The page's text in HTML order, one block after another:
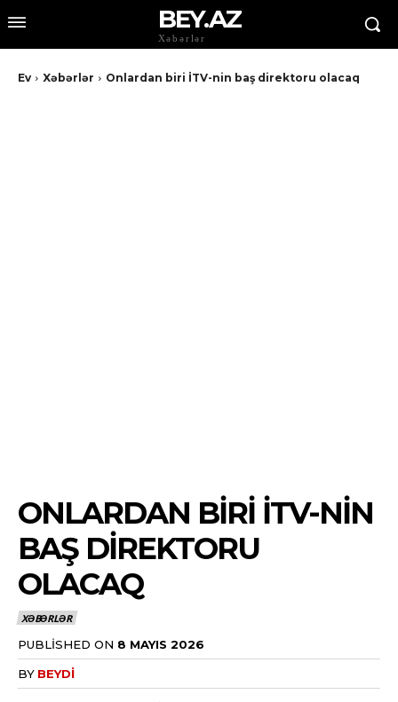
BEY.AZ
Xəbərlər
Ev Xəbərlər Onlardan biri İTV-nin baş direktoru olacaq
ONLARDAN BIRI İTV-NIN
BAŞ DIREKTORU
OLACAQ
XƏBƏRLƏR
PUBLISHED ON 8 MAYIS 2026
BY BEYDI